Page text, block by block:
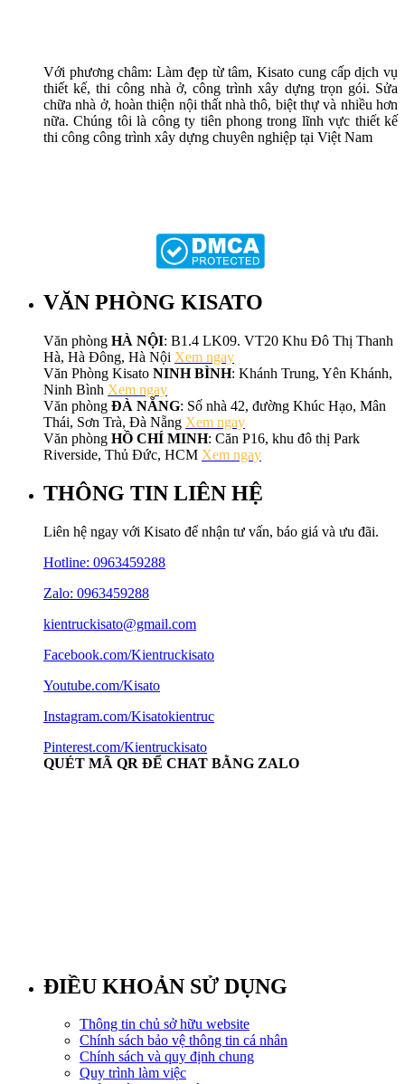
Với phương châm: Làm đẹp từ tâm, Kisato cung cấp dịch vụ
thiết kế, thi công nhà ở, công trình xây dựng trọn gói. Sửa
chữa nhà ở, hoàn thiện nội thất nhà thô, biệt thự và nhiều hơn
nữa. Chúng tôi là công ty tiên phong trong lĩnh vực thiết kế
thi công công trình xây dựng chuyên nghiệp tại Việt Nam
VĂN PHÒNG KISATO
Văn phòng HÀ NỘI: B1.4 LK09. VT20 Khu Đô Thị Thanh
Hà, Hà Đông, Hà Nội Xem ngay
Văn Phòng Kisato NINH BÌNH: Khánh Trung, Yên Khánh,
Ninh Bình Xem ngay
Văn phòng ĐÀ NẴNG: Số nhà 42, đường Khúc Hạo, Mân
Thái, Sơn Trà, Đà Nẵng Xem ngay
Văn phòng HỒ CHÍ MINH: Căn P16, khu đô thị Park
Riverside, Thủ Đức, HCM Xem ngay
THÔNG TIN LIÊN HỆ
Liên hệ ngay với Kisato để nhận tư vấn, báo giá và ưu đãi.
Hotline: 0963459288
Zalo: 0963459288
kientruckisato@gmail.com
Facebook.com/Kientruckisato
Youtube.com/Kisato
Instagram.com/Kisatokientruc
Pinterest.com/Kientruckisato
QUÉT MÃ QR ĐỂ CHAT BẰNG ZALO
ĐIỀU KHOẢN SỬ DỤNG
Thông tin chủ sở hữu website
Chính sách bảo vệ thông tin cá nhân
Chính sách và quy định chung
Quy trình làm việc